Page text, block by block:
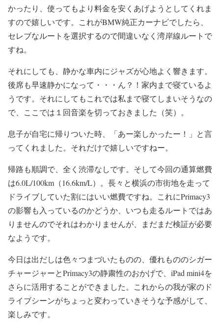
かったり、使ってもより料金を安くあげようとしてくれま
すので嬉しいです。これがBMW純正カーナビでしたら、
セレブなルートを選択するので間違いなく湾岸線ルートで
すね。
それにしても、静かな車内にジャズが心地よく響きます。
後席も早速静かになって・・・ん？！家内まで寝ているよ
うです。それにしてもこれでは私まで寝てしまいそうなの
で、ここでは１回音楽を切っておきました（笑）。
息子が自宅に帰りついた時、「あー楽しかったー！」と言
ってくれました。それだけで嬉しいですねー。
帰路も順調で、全く渋滞なしです。そして今回の通算燃費
は6.0L/100km（16.6km/L）。長々と横浜の市街地を走って
ドライブしていた割にはいい燃費ですね。これにPrimacy3
の影響も入っているのかどうか、いつも走るルートではあ
りませんのでそれはわかりませんが、まだまだ検証が必要
なようです。
今日は出だしは色々つまづいたものの、優れもののシガー
チャージャーとPrimacy3の静粛性のおかげで、iPad mini4を
さらに活用することができました。これからの我が家のド
ライブシーンがちょっと変わっていきそうな予感がして、
楽しみです。